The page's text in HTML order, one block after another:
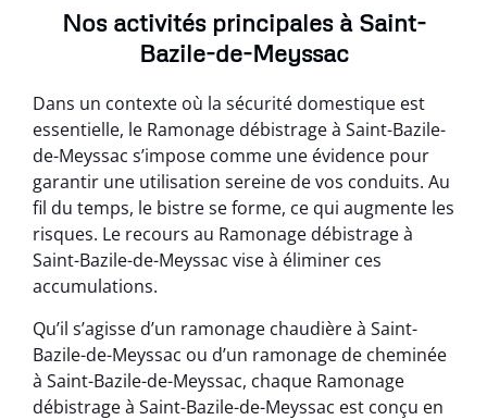
Nos activités principales à Saint-
Bazile-de-Meyssac
Dans un contexte où la sécurité domestique est
essentielle, le Ramonage débistrage à Saint-Bazile-
de-Meyssac s’impose comme une évidence pour
garantir une utilisation sereine de vos conduits. Au
fil du temps, le bistre se forme, ce qui augmente les
risques. Le recours au Ramonage débistrage à
Saint-Bazile-de-Meyssac vise à éliminer ces
accumulations.
Qu’il s’agisse d’un ramonage chaudière à Saint-
Bazile-de-Meyssac ou d’un ramonage de cheminée
à Saint-Bazile-de-Meyssac, chaque Ramonage
débistrage à Saint-Bazile-de-Meyssac est conçu en